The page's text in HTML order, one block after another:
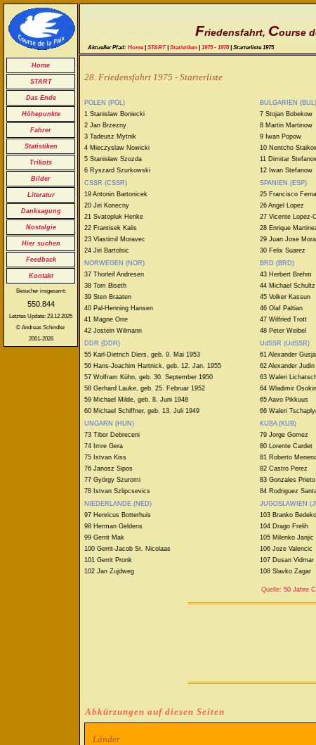
Friedensfahrt, Course
Home
START
Das Ende
Höhepunkte
Fahrer
Statistiken
Trikots
Bilder
Literatur
Danksagung
Nostalgie
Hier suchen
Feedback
Kontakt
Besucher insgesamt:
550.844
Letztes Update: 23.12.2025
© Andreas Schindler
2001-2026
Aktueller Pfad: Home| START| Statistiken 1975 - 1978| Starterliste 1975
28. Friedensfahrt 1975 - Starterliste
POLEN (POL)
1 Stanislaw Boniecki
2 Jan Brzezny
3 Tadeusz Mytnik
4 Mieczyslaw Nowicki
5 Stanisław Szozda
6 Ryszard Szurkowski
BULGARIEN (BUL)
7 Stojan Bobekow
8 Martin Martinow
9 Iwan Popow
10 Nentcho
11 Dimitar
12 Iwan Stefanow
CSSR (CSSR)
19 Antonin Bartonicek
20 Jiri Konecny
21 Svatopluk Henke
22 Frantisek Kalis
23 Vlastimil Moravec
24 Jiri Bartolsic
SPANIEN (ESP)
25 Francisco
26 Angel Lopez
27 Vicente Lopez-
28 Enrique
29 Juan Jose Moral
30 Felix Suarez
NORWEGEN (NOR)
37 Thorleif Andresen
38 Tom Biseth
39 Sten Braaten
40 Pal-Henning Hansen
41 Magne Orre
42 Jostein Wilmann
BRD (BRD)
43 Herbert Brehm
44 Michael Schultz
45 Volker Kassun
46 Olaf Paltian
47 Wilfried Trott
48 Peter Weibel
DDR (DDR)
55 Karl-Dietrich Diers, geb. 9. Mai 1953
56 Hans-Joachim Hartnick, geb. 12. Jan. 1955
57 Wolfram Kühn, geb. 30. September 1950
58 Gerhard Lauke, geb. 25. Februar 1952
59 Michael Milde, geb. 8. Juni 1948
60 Michael Schiffner, geb. 13. Juli 1949
UdSSR (UdSSR)
61 Alexander
62 Alexander Judin
63 Waleri
64 Wladimir Osokin
65 Aavo Pikkuus
66 Waleri
UNGARN (HUN)
73 Tibor Debreceni
74 Imre Gera
75 Istvan Kiss
76 Janosz Sipos
77 György Szuromi
78 Istvan Szlipcsevics
KUBA (KUB)
79 Jorge Gomez
80 Lorente Cardet
81 Roberto
82 Castro Perez
83 Gonzales Prieto
84 Rodriguez
NIEDERLANDE (NED)
97 Henricus Botterhuis
98 Herman Geldens
99 Gerrit Mak
100 Gerrit-Jacob St. Nicolaas
101 Gerrit Pronk
102 Jan Zujdweg
JUGOSLAWIEN
103 Branko
104 Drago Frelih
105 Milenko Janjic
106 Joze Valencic
107 Dusan Vidmar
108 Slavko Zagar
Quelle: 50 Jahre
Abkürzungen auf diesen Seiten
Länder